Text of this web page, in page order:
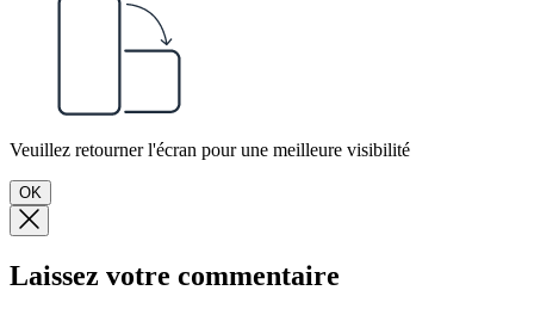
Veuillez retourner l'écran pour une meilleure visibilité
OK
Laissez votre commentaire